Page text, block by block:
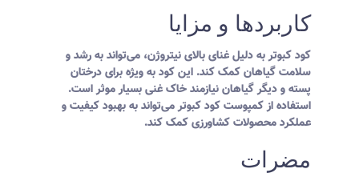
کاربردها و مزایا
کود کبوتر به دلیل غنای بالای نیتروژن، می‌تواند به رشد و
سلامت گیاهان کمک کند. این کود به ویژه برای درختان
پسته و دیگر گیاهان نیازمند خاک غنی بسیار موثر است.
استفاده از کمپوست کود کبوتر می‌تواند به بهبود کیفیت و
عملکرد محصولات کشاورزی کمک کند.
مضرات